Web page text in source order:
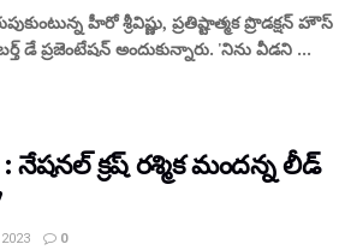
హీరో శ్రీవిష్ణు, ప్రతిష్టాత్మక ప్రొడక్షన్ హౌస్
డే ప్రజెంటేషన్ అందుకున్నారు. 'నిను వీడని ...
క్రష్ రశ్మిక మందన్న లీడ్
0